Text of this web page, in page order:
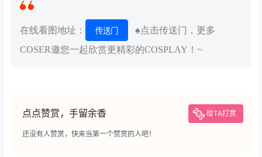
在线看图地址： 传送门
♠点击传送门，更多
COSER邀您一起欣赏更精彩的COSPLAY！~
点点赞赏，手留余香 给TA打赏
还没有人赞赏，快来当第一个赞赏的人吧！